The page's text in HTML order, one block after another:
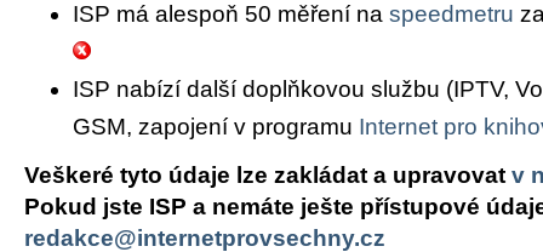
ISP má alespoň 50 měření na speedmetru
ISP nabízí další doplňkovou službu (IPTV,
GSM, zapojení v programu Internet pro
Veškeré tyto údaje lze zakládat a upravovat v
Pokud jste ISP a nemáte ješte přístupové
redakce@internetprovsechny.cz